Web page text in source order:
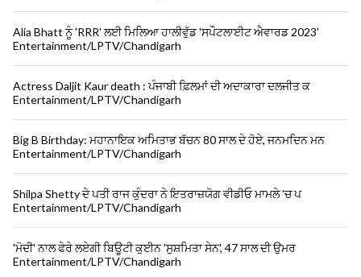
Alia Bhatt ਨੂੰ 'RRR' ਲਈ ਮਿਲਿਆ ਹਾਲੀਵੁੱਡ 'ਸਪੌਟਲਾਈਟ ਐਵਾਰਡ 2023'
Entertainment/LPTV/Chandigarh
Actress Daljit Kaur death : ਪੰਜਾਬੀ ਫ਼ਿਲਮਾਂ ਦੀ ਅਦਾਕਾਰਾ ਦਲਜੀਤ ਕ
Entertainment/LPTV/Chandigarh
Big B Birthday: ਮਹਾਨਾਇਕ ਅਮਿਤਾਭ ਬੱਚਨ 80 ਸਾਲ ਦੇ ਹੋਏ, ਜਨਮਦਿਨ ਮਨ
Entertainment/LPTV/Chandigarh
Shilpa Shetty ਦੇ ਪਤੀ ਰਾਜ ਕੁੰਦਰਾ ਨੇ ਇਤਰਾਜ਼ਯੋਗ ਵੀਡੀਓ ਮਾਮਲੇ 'ਚ ਪ
Entertainment/LPTV/Chandigarh
'ਮੋਦੀ' ਨਾਲ ਫੇਰੇ ਲਏਗੀ ਬਿਊਟੀ ਕੁਈਨ 'ਸੁਸ਼ਮਿਤਾ ਸੇਨ', 47 ਸਾਲ ਦੀ ਉਮਰ
Entertainment/LPTV/Chandigarh